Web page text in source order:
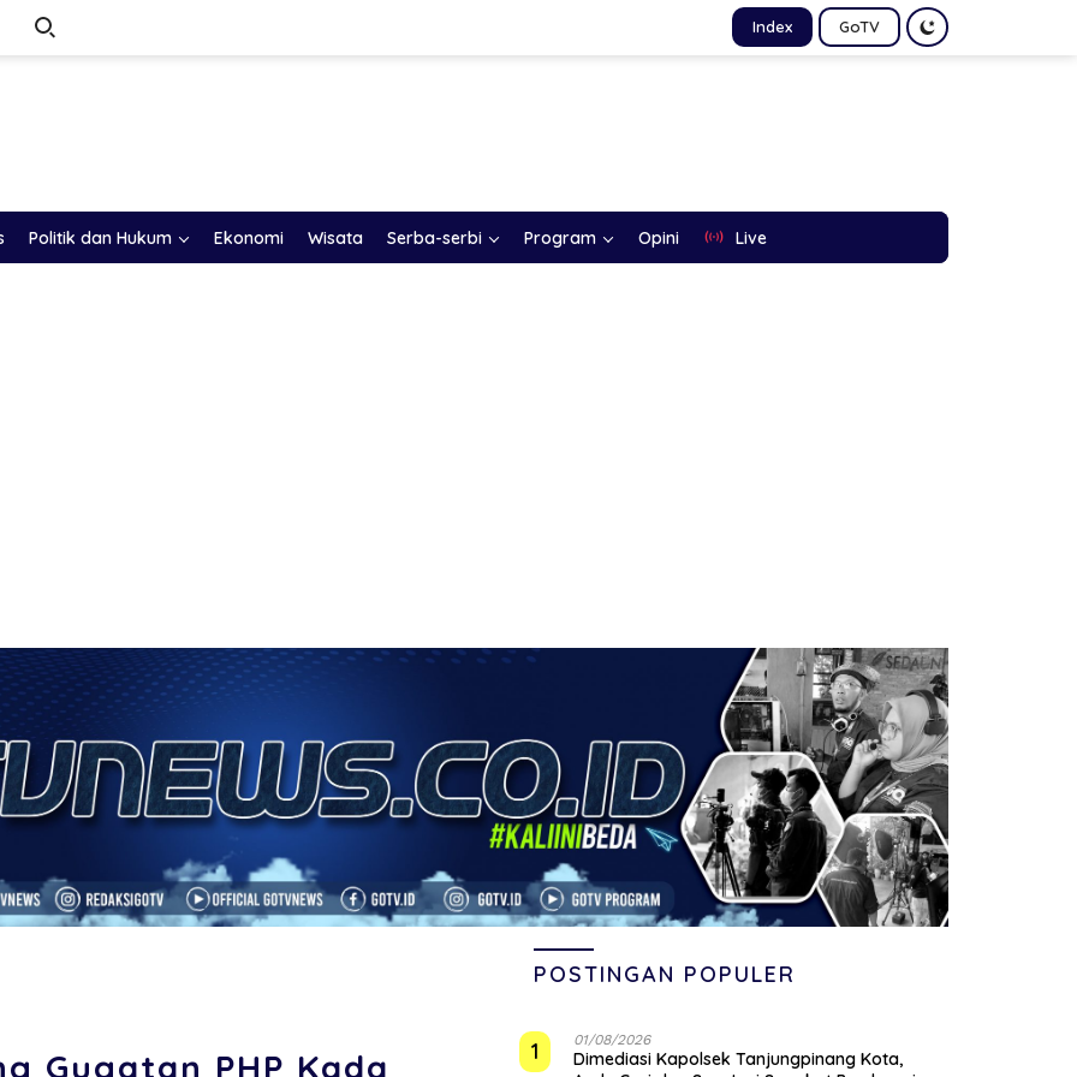
Index GoTV
Politik dan Hukum Ekonomi Wisata Serba-serbi Program Opini Live
Gugatan PHP Kada
POSTINGAN POPULER
1 01/08/2026
Dimediasi Kapolsek Tanjungpinang Kota,